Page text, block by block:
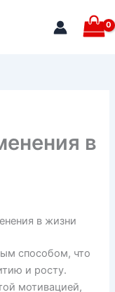
в
в жизни
способом, что
и росту.
мотивацией,